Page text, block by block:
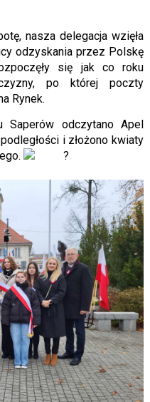
nasza delegacja wzięła
odzyskania przez Polskę
się jak co roku
po której poczty
Rynek.
Saperów odczytano Apel
i złożono kwiaty